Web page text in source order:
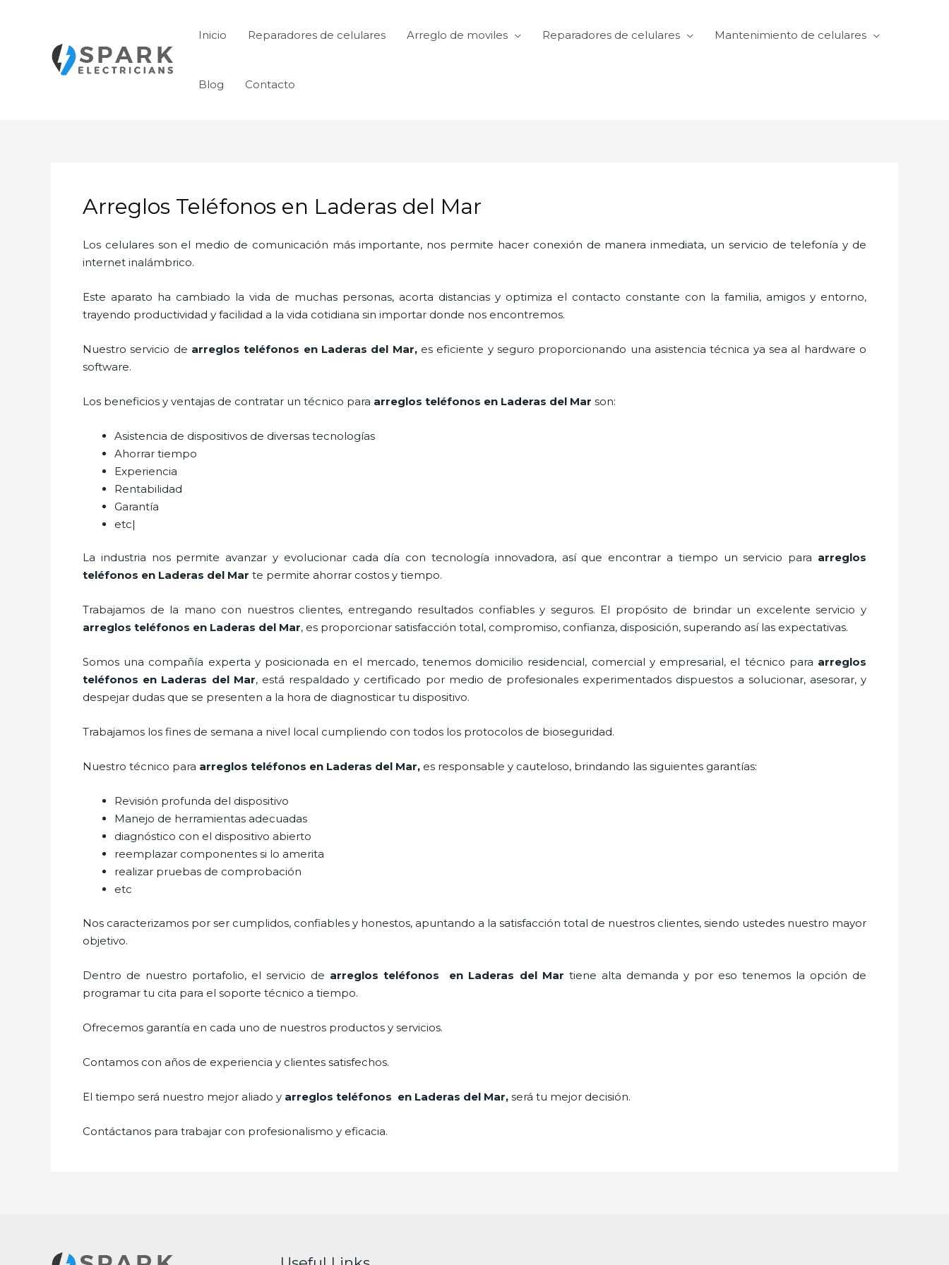
Inicio Reparadores de celulares Arreglo de moviles Reparadores de celulares Mantenimiento de celulares
Blog Contacto
Arreglos Teléfonos en Laderas del Mar
Los celulares son el medio de comunicación más importante, nos permite hacer conexión de manera inmediata, un servicio de telefonía y de
internet inalámbrico.
Este aparato ha cambiado la vida de muchas personas, acorta distancias y optimiza el contacto constante con la familia, amigos y entorno,
trayendo productividad y facilidad a la vida cotidiana sin importar donde nos encontremos.
Nuestro servicio de arreglos teléfonos en Laderas del Mar,es eficiente y seguro proporcionando una asistencia técnica ya sea al hardware o
software.
Los beneficios y ventajas de contratar un técnico para arreglos teléfonos en Laderas del Mar son:
Asistencia de dispositivos de diversas tecnologías
Ahorrar tiempo
Experiencia
Rentabilidad
Garantía
etc|
La industria nos permite avanzar y evolucionar cada día con tecnología innovadora, así que encontrar a tiempo un servicio para arreglos
teléfonos en Laderas del Mar te permite ahorrar costos y tiempo.
Trabajamos de la mano con nuestros clientes, entregando resultados confiables y seguros. El propósito de brindar un excelente servicio y
arreglos teléfonos en Laderas del Mar, es proporcionar satisfacción total, compromiso, confianza, disposición, superando así las expectativas.
Somos una compañía experta y posicionada en el mercado, tenemos domicilio residencial, comercial y empresarial, el técnico para arreglos
teléfonos en Laderas del Mar, está respaldado y certificado por medio de profesionales experimentados dispuestos a solucionar, asesorar, y
despejar dudas que se presenten a la hora de diagnosticar tu dispositivo.
Trabajamos los fines de semana a nivel local cumpliendo con todos los protocolos de bioseguridad.
Nuestro técnico para arreglos teléfonos en Laderas del Mar, es responsable y cauteloso, brindando las siguientes garantías:
Revisión profunda del dispositivo
Manejo de herramientas adecuadas
diagnóstico con el dispositivo abierto
reemplazar componentes si lo amerita
realizar pruebas de comprobación
etc
Nos caracterizamos por ser cumplidos, confiables y honestos, apuntando a la satisfacción total de nuestros clientes, siendo ustedes nuestro mayor
objetivo.
Dentro de nuestro portafolio, el servicio de arreglos teléfonos en Laderas del Mar tiene alta demanda y por eso tenemos la opción de
programar tu cita para el soporte técnico a tiempo.
Ofrecemos garantía en cada uno de nuestros productos y servicios.
Contamos con años de experiencia y clientes satisfechos.
El tiempo será nuestro mejor aliado y arreglos teléfonos en Laderas del Mar, será tu mejor decisión.
Contáctanos para trabajar con profesionalismo y eficacia.